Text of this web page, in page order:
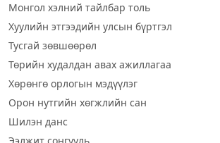
Монгол хэлний тайлбар толь
Хуулийн этгээдийн улсын бүртгэл
Тусгай зөвшөөрөл
Төрийн худалдан авах ажиллагаа
Хөрөнгө орлогын мэдүүлэг
Орон нутгийн хөгжлийн сан
Шилэн данс